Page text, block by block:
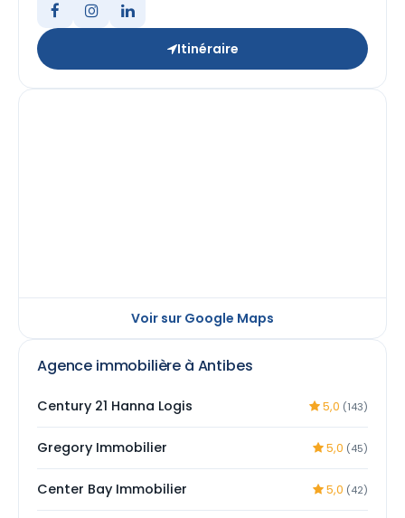
Itinéraire
Voir sur Google Maps
Agence immobilière à Antibes
Century 21 Hanna Logis 5,0 (143)
Gregory Immobilier 5,0 (45)
Center Bay Immobilier 5,0 (42)